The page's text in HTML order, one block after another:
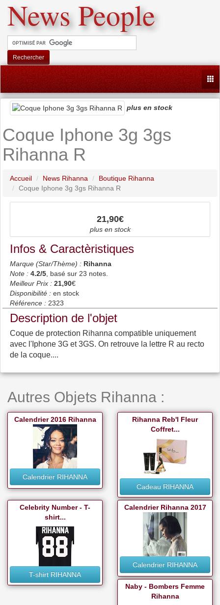
News People
Rechercher
plus en stock
Coque Iphone 3g 3gs
Rihanna R
Accueil News Rihanna
Boutique Rihanna
Coque Iphone 3g 3gs Rihanna R
21,90€
plus en stock
Infos & Caractèristiques
Marque (Star/Thème) : Rihanna
Note : 4.2/5 , basé sur 23 notes.
Meilleur Prix : 21,90€
Disponibilité : en stock
Référence : 2323
Description de l'objet
Coque de protection Rihanna compatible uniquement
avec l'Iphone 3G et 3GS. On retrouve la lettre R au recto
de la coque....
Autres Objets Rihanna :
Calendrier 2016 Rihanna
Calendrier RIHANNA
Rihanna Reb'l Fleur
Coffret...
Cadeau RIHANNA
Celebrity Number - T-
shirt...
T-shirt RIHANNA
Calendrier Rihanna 2017
Calendrier RIHANNA
Naby - Bombers Femme
Rihanna